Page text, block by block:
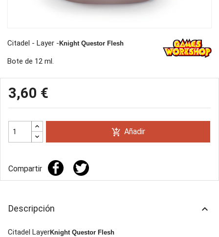
Citadel - Layer -Knight Questor Flesh
Bote de 12 ml.
3,60 €
add_shopping_cart Añadir
Compartir
Descripción keyboard_arrow_up
Citadel LayerKnight Questor Flesh